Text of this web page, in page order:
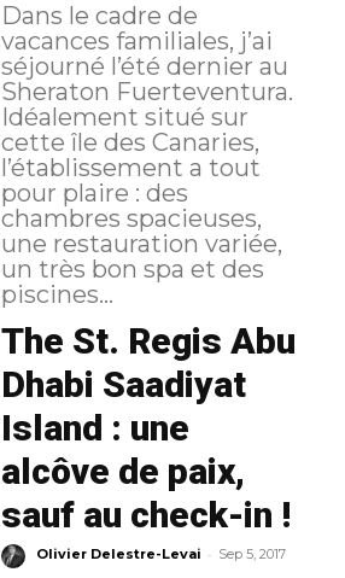
Dans le cadre de
vacances familiales, j’ai
séjourné l’été dernier au
Sheraton Fuerteventura.
Idéalement situé sur
cette île des Canaries,
l’établissement a tout
pour plaire : des
chambres spacieuses,
une restauration variée,
un très bon spa et des
piscines...
The St. Regis Abu
Dhabi Saadiyat
Island : une
alcôve de paix,
sauf au check-in !
Olivier Delestre-Levai - Sep 5, 2017